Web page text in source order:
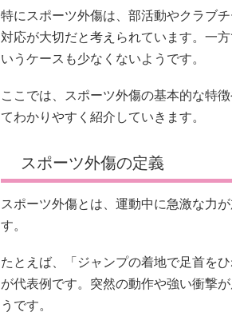
特にスポーツ外傷は、部活動やクラブ
対応が大切だと考えられています。一
いうケースも少なくないようです。
ここでは、スポーツ外傷の基本的な特
てわかりやすく紹介していきます。
スポーツ外傷の定義
スポーツ外傷とは、運動中に急激な力
す。
たとえば、「ジャンプの着地で足首を
が代表例です。突然の動作や強い衝撃
うです。